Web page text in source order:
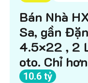
Bán Nhà
Sa, gần
4.5×22 , 2
oto. Chỉ
10.6 tỷ